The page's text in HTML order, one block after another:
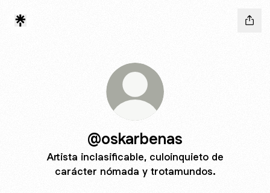
@oskarbenas
Artista inclasificable, culoinquieto de
carácter nómada y trotamundos.